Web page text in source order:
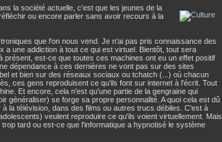
la société actuelle, c'est que les jeunes de la
ou encore parler sans avoir recours à la
que l'on nous vend. Je n'ai pas pris connaissance des
a une addiction à tout ce qui est virtuel. Bientôt, tout sera
est-ce que toutes ces machines ont eu un effet positif
dépendance à ces dernières ne vont pas sur des sites
et bien sur des réseaux sociaux ou tchatch (...) où chacun
ces gens reproduisent ce qu'ils font sur internet à l'écrit. Tout
Et encore, cela n'est qu'une partie de la gengraine qui
généraliser) se forge sa propre personnalité. A quoi cela est dû
la télévision, dans des films ou autres trucs débiles. C'est à
veulent reproduire ce qu'ils voient virtuellement. Mais
tard ou est-ce que l'informatique a hypnotisé le système